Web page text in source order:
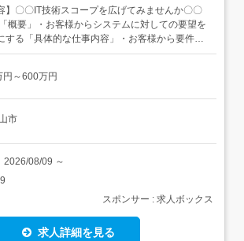
】〇〇IT技術スコープを広げてみませんか〇〇
概要」・お客様からシステムに対しての要望を
する「具体的な仕事内容」・お客様から要件の
・お客さんのやりたいことが実現可能か検討 ・
ス・運用保守「役割」・お客様と開発チームの
円～600万円
市
2026/08/09 ～
スポンサー : 求人ボックス
求人詳細を見る